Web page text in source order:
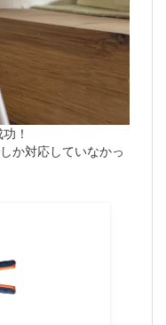
！
か対応していなかっ